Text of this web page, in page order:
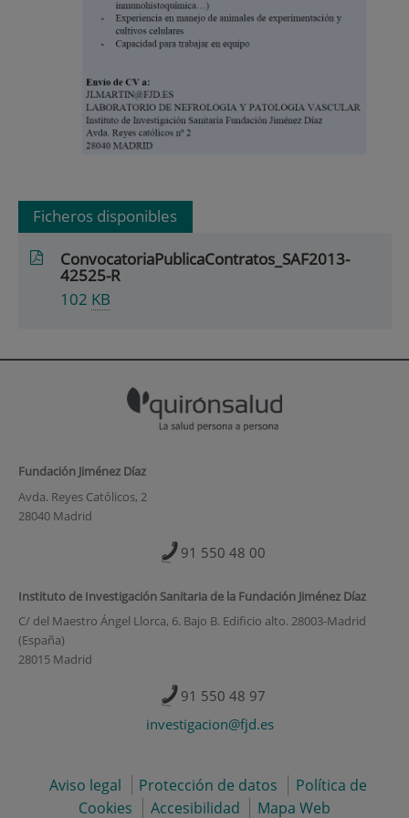
Ficheros disponibles
ConvocatoriaPublicaContratos_SAF2013-
42525-R
102 KB
Fundación Jiménez Díaz
Avda. Reyes Católicos, 2
28040 Madrid
91 550 48 00
Instituto de Investigación Sanitaria de la Fundación Jiménez Díaz
C/ del Maestro Ángel Llorca, 6. Bajo B. Edificio alto. 28003-Madrid
(España)
28015 Madrid
91 550 48 97
investigacion@fjd.es
Aviso legal Protección de datos
Política de
Cookies
Accesibilidad Mapa Web